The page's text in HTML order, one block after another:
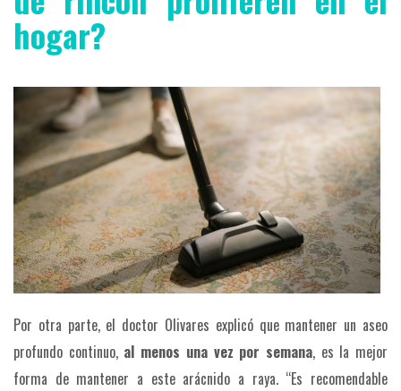
hogar?
Por otra parte, el doctor Olivares explicó que mantener un aseo
profundo continuo, al menos una vez por semana, es la mejor
forma de mantener a este arácnido a raya. “Es recomendable